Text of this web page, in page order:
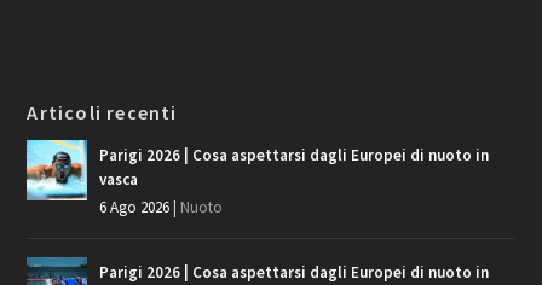
Articoli recenti
Parigi 2026 | Cosa aspettarsi dagli Europei di nuoto in
vasca
6 Ago 2026 Nuoto
Parigi 2026 | Cosa aspettarsi dagli Europei di nuoto in